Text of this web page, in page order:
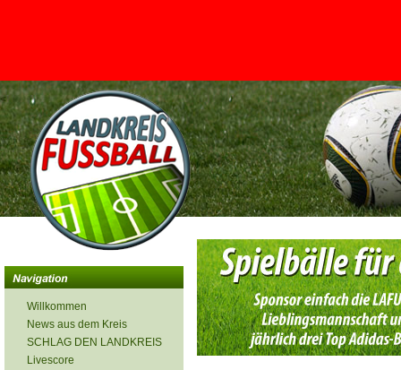
<
Willkommen
News aus dem Kreis
SCHLAG DEN LANDKREIS
Livescore